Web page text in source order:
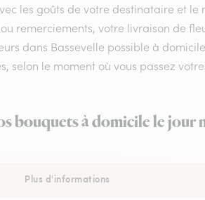
les goûts de votre destinataire et le
remerciements, votre livraison de
dans Bassevelle possible à
selon le moment où vous passez
bouquets à domicile le jour
Plus d'informations